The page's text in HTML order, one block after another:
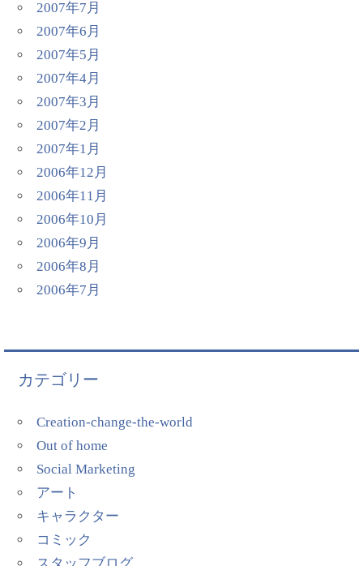
2007年7月
2007年6月
2007年5月
2007年4月
2007年3月
2007年2月
2007年1月
2006年12月
2006年11月
2006年10月
2006年9月
2006年8月
2006年7月
カテゴリー
Creation-change-the-world
Out of home
Social Marketing
アート
キャラクター
コミック